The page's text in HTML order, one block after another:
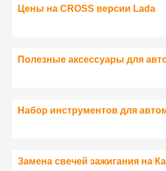
Цены на CROSS версии Lada
Полезные аксессуары для
Набор инструментов для
Замена свечей зажигания на